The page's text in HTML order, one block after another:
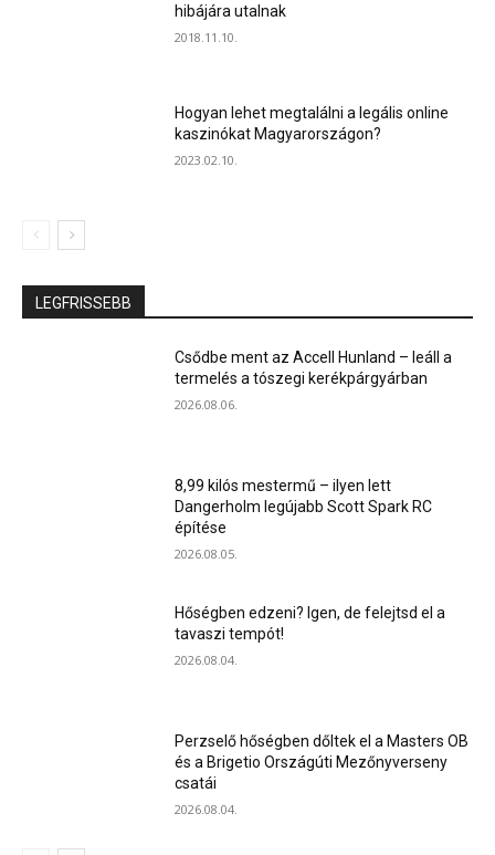
hibájára utalnak
2018.11.10.
Hogyan lehet megtalálni a legális online
kaszinókat Magyarországon?
2023.02.10.
LEGFRISSEBB
Csődbe ment az Accell Hunland – leáll a
termelés a tószegi kerékpárgyárban
2026.08.06.
8,99 kilós mestermű – ilyen lett
Dangerholm legújabb Scott Spark RC
építése
2026.08.05.
Hőségben edzeni? Igen, de felejtsd el a
tavaszi tempót!
2026.08.04.
Perzselő hőségben dőltek el a Masters OB
és a Brigetio Országúti Mezőnyverseny
csatái
2026.08.04.